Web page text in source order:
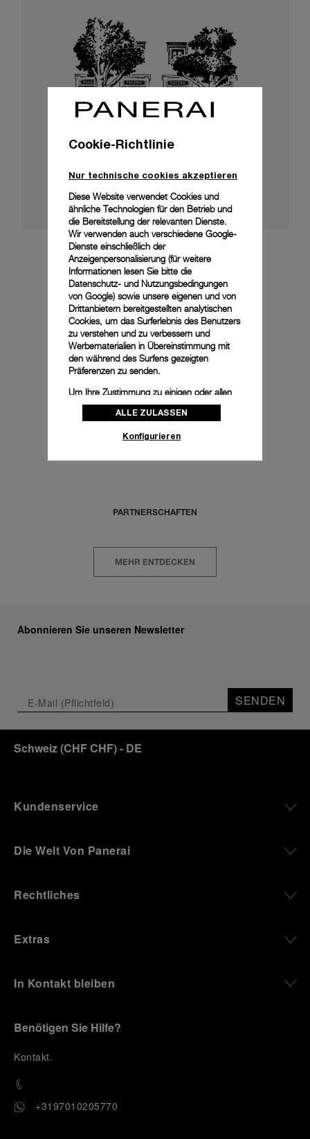
VERFAHREN
MEHR ENTDECKEN
PRODUKTE
PARTNERSCHAFTEN
MEHR ENTDECKEN
Abonnieren Sie unseren Newsletter
SENDEN
Schweiz(CHF CHF)- DE
Kundenservice
Die Welt Von Panerai
Rechtliches
Extras
In Kontakt bleiben
Benötigen Sie Hilfe?
Kontakt.
+3197010205770
Cookie-Richtlinie
Nur technische cookies akzeptieren
Diese Website verwendet Cookies und
ähnliche Technologien für den Betrieb und
die Bereitstellung der relevanten Dienste.
Wir verwenden auch verschiedene Google-
Dienste einschließlich der
Anzeigenpersonalisierung (für weitere
Informationen lesen Sie bitte die
Datenschutz- und Nutzungsbedingungen
von Google) sowie unsere eigenen und von
Drittanbietern bereitgestellten analytischen
Cookies, um das Surferlebnis des Benutzers
zu verstehen und zu verbessern und
Werbematerialien in Übereinstimmung mit
den während des Surfens gezeigten
Präferenzen zu senden.
Um Ihre Zustimmung zu einigen oder allen
Cookies zu ändern oder zu widerrufen,
klicken Sie auf „Konfigurieren“, oder lesen
Klicken Sie auf „Alle zulassen“, um Ihr
Klicken Sie auf „Nur technische cookies
verwendet werden dürfen.
ALLE ZULASSEN
Konfigurieren